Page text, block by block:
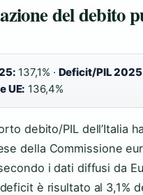
del debito
137,1% · Deficit/PIL
UE: 136,4%
debito/PIL dell’Italia
della Commissione
i dati diffusi da
è risultato al 3,1%